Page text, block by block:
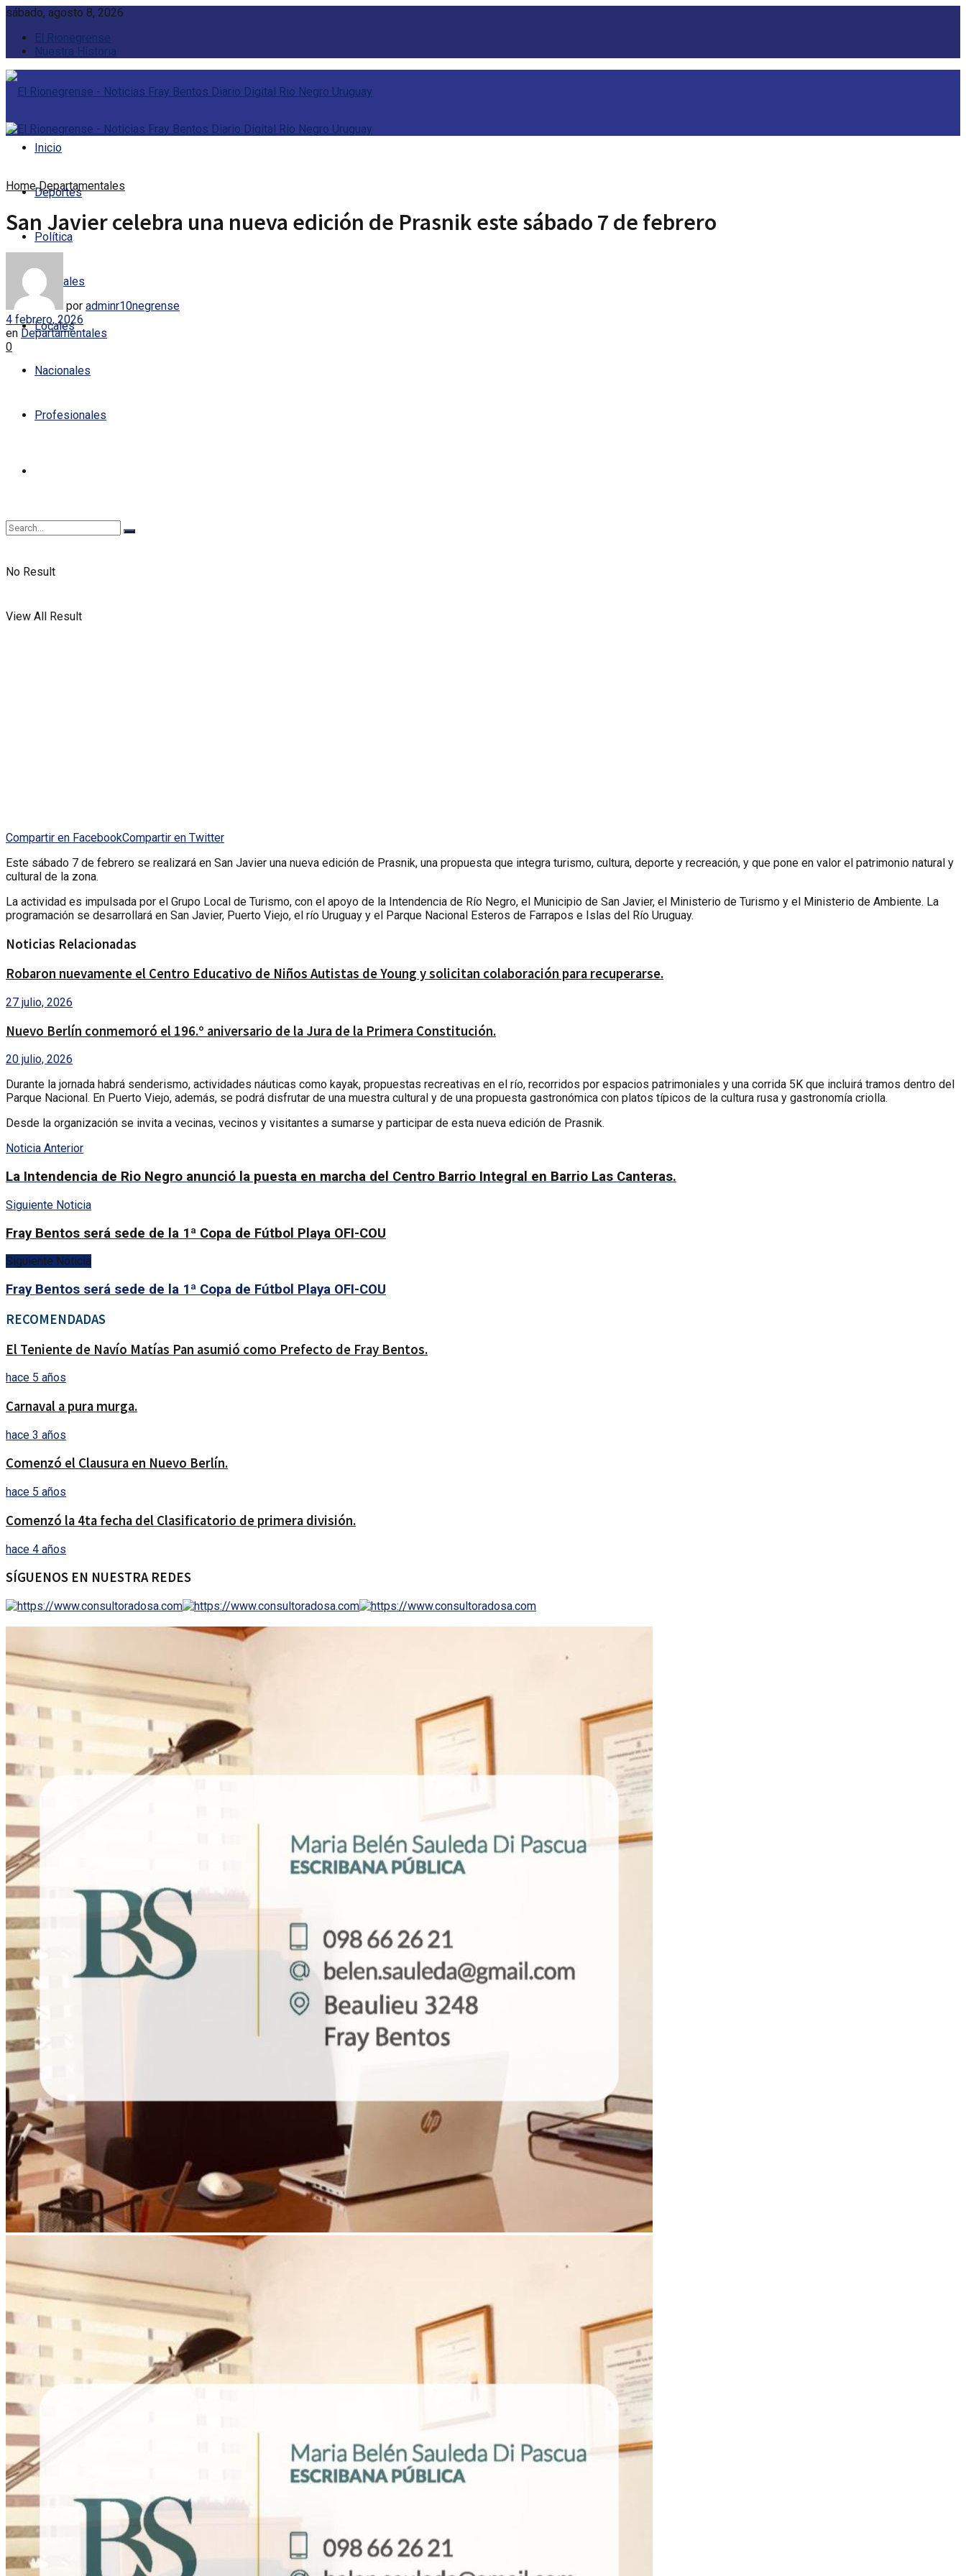
sábado, agosto 8, 2026
El Rionegrense
Nuestra Historia
Inicio
Deportes
Política
Policiales
Locales
Nacionales
Profesionales
No Result
View All Result
Home Departamentales
San Javier celebra una nueva edición de Prasnik este sábado 7 de febrero
por adminr10negrense
4 febrero, 2026
en Departamentales
0
Compartir en FacebookCompartir en Twitter
Este sábado 7 de febrero se realizará en San Javier una nueva edición de Prasnik, una propuesta que integra turismo, cultura, deporte y recreación, y que pone en valor el patrimonio natural y
cultural de la zona.
La actividad es impulsada por el Grupo Local de Turismo, con el apoyo de la Intendencia de Río Negro, el Municipio de San Javier, el Ministerio de Turismo y el Ministerio de Ambiente. La
programación se desarrollará en San Javier, Puerto Viejo, el río Uruguay y el Parque Nacional Esteros de Farrapos e Islas del Río Uruguay.
Noticias Relacionadas
Robaron nuevamente el Centro Educativo de Niños Autistas de Young y solicitan colaboración para recuperarse.
27 julio, 2026
Nuevo Berlín conmemoró el 196.º aniversario de la Jura de la Primera Constitución.
20 julio, 2026
Durante la jornada habrá senderismo, actividades náuticas como kayak, propuestas recreativas en el río, recorridos por espacios patrimoniales y una corrida 5K que incluirá tramos dentro del
Parque Nacional. En Puerto Viejo, además, se podrá disfrutar de una muestra cultural y de una propuesta gastronómica con platos típicos de la cultura rusa y gastronomía criolla.
Desde la organización se invita a vecinas, vecinos y visitantes a sumarse y participar de esta nueva edición de Prasnik.
Noticia Anterior
La Intendencia de Rio Negro anunció la puesta en marcha del Centro Barrio Integral en Barrio Las Canteras.
Siguiente Noticia
Fray Bentos será sede de la 1ª Copa de Fútbol Playa OFI-COU
Siguiente Noticia
Fray Bentos será sede de la 1ª Copa de Fútbol Playa OFI-COU
RECOMENDADAS
El Teniente de Navío Matías Pan asumió como Prefecto de Fray Bentos.
hace 5 años
Carnaval a pura murga.
hace 3 años
Comenzó el Clausura en Nuevo Berlín.
hace 5 años
Comenzó la 4ta fecha del Clasificatorio de primera división.
hace 4 años
SÍGUENOS EN NUESTRA REDES